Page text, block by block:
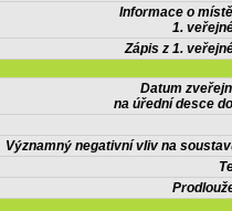
Informace o
1.
Zápis z 1.
Datum
na úřední desce
Významný negativní vliv na